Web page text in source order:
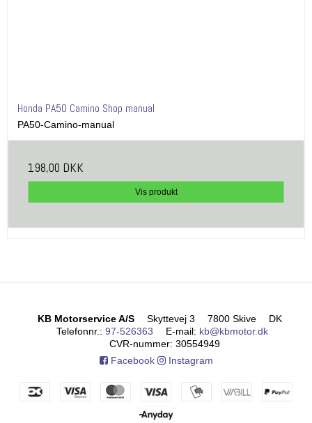
Honda PA50 Camino Shop manual
PA50-Camino-manual
198,00 DKK
Vis produkt
KB Motorservice A/S Skyttevej 3 7800 Skive
DK
Telefonnr. : 97-526363 E-mail: kb@kbmotor.dk
CVR-nummer: 30554949
Facebook
Instagram